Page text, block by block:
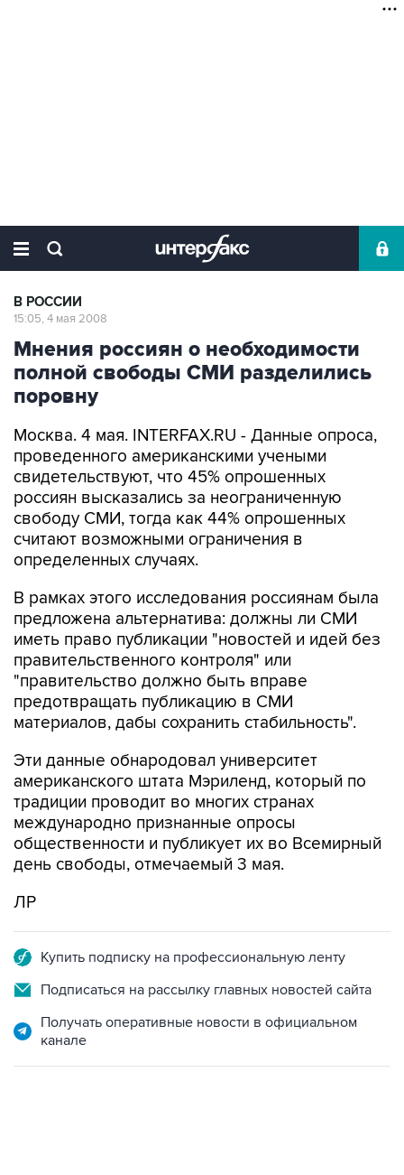
В РОССИИ
15:05, 4 мая 2008
Мнения россиян о необходимости
полной свободы СМИ разделились
поровну
Москва. 4 мая. INTERFAX.RU - Данные опроса,
проведенного американскими учеными
свидетельствуют, что 45% опрошенных
россиян высказались за неограниченную
свободу СМИ, тогда как 44% опрошенных
считают возможными ограничения в
определенных случаях.
В рамках этого исследования россиянам была
предложена альтернатива: должны ли СМИ
иметь право публикации "новостей и идей без
правительственного контроля" или
"правительство должно быть вправе
предотвращать публикацию в СМИ
материалов, дабы сохранить стабильность".
Эти данные обнародовал университет
американского штата Мэриленд, который по
традиции проводит во многих странах
международно признанные опросы
общественности и публикует их во Всемирный
день свободы, отмечаемый 3 мая.
ЛР
Купить подписку на профессиональную ленту
Подписаться на рассылку главных новостей сайта
Получать оперативные новости в официальном
канале